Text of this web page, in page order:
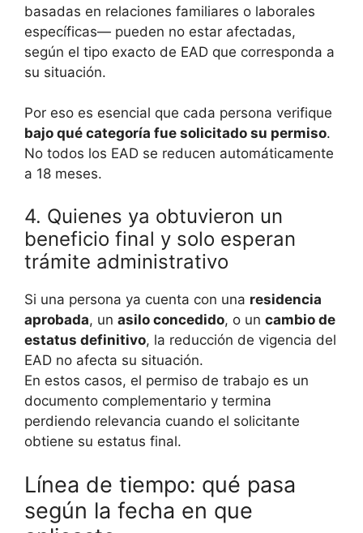
basadas en relaciones familiares o laborales
específicas— pueden no estar afectadas,
según el tipo exacto de EAD que corresponda a
su situación.
Por eso es esencial que cada persona verifique
bajo qué categoría fue solicitado su permiso.
No todos los EAD se reducen automáticamente
a 18 meses.
4. Quienes ya obtuvieron un
beneficio final y solo esperan
trámite administrativo
Si una persona ya cuenta con una residencia
aprobada, un asilo concedido, o un cambio de
estatus definitivo, la reducción de vigencia del
EAD no afecta su situación.
En estos casos, el permiso de trabajo es un
documento complementario y termina
perdiendo relevancia cuando el solicitante
obtiene su estatus final.
Línea de tiempo: qué pasa
según la fecha en que